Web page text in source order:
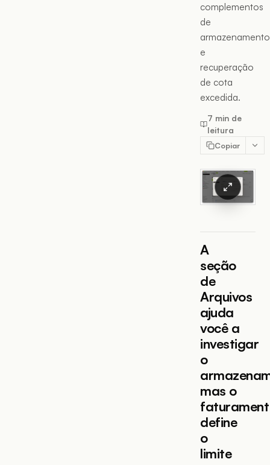
complementos
de
armazenamento
e
recuperação
de cota
excedida.
7 min de
leitura
Copiar
A
seção
de
Arquivos
ajuda
você a
investigar
o
mas o
define
o
limite